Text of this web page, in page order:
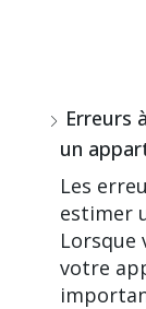
Erreurs
un
Les
estimer
Lorsque
votre